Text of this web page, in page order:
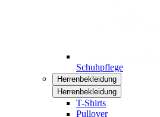
Schuhpflege
Herrenbekleidung
Herrenbekleidung
T-Shirts
Pullover